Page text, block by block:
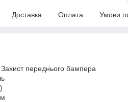
Доставка Оплата Умови
Захист переднього бампера